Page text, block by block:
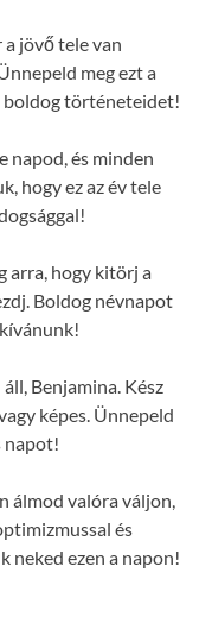
a jövő tele van
meg ezt a
boldog történeteidet!
napod, és minden
hogy ez az év tele
arra, hogy kitörj a
Boldog névnapot
Benjamina. Kész
képes. Ünnepeld
napot!
álmod valóra váljon,
és
neked ezen a napon!